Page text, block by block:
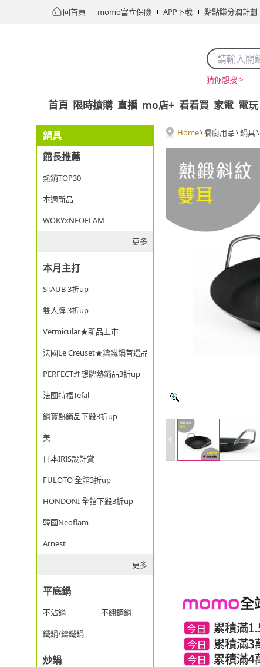
回首頁 momo富立保險 APP下載 點點賺分潤計劃
猜你想搜 >
首頁 限時搶購 直播 mo店+ 看看買 家電 電玩
鍋具
館長推薦
熱銷TOP30
本週新品
WOKYxNEOFLAM
更多
本月主打
STAUB 3折up
雙人牌 3折up
Vermicular★新品上市
法國Le Creuset★鑄鐵鍋首選品牌
PERFECT理想牌熱銷品3折up
法國特福Tefal
鍋寶熱銷品下殺3折up
美
日本IRIS設計賞
FULOTO 全館3折up
HONDONI 全館下殺3折up
韓國Neoflam
Arnest
更多
平底鍋
不沾鍋
不鏽鋼鍋
鐵鍋/鑄鐵鍋
炒鍋
Home\餐廚用品\鍋具\